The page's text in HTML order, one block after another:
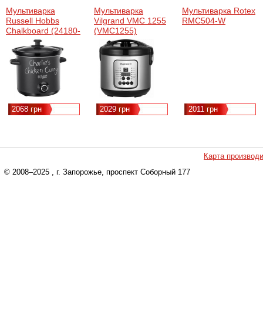
Мультиварка
Russell Hobbs
Chalkboard (24180-
2068 грн
Мультиварка
Vilgrand VMC 1255
(VMC1255)
2029 грн
Мультиварка Rotex
RMC504-W
2011 грн
Карта
© 2008–2025 , г. Запорожье, проспект Соборный 177